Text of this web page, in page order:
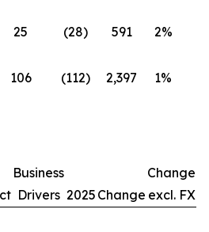
25 (28) 591 2%
106 (112) 2,397 1%
Business
Drivers 2025 Change
Change
excl. FX